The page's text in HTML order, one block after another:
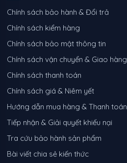
Chính sách bảo hành & Đổi trả
Chính sách kiểm hàng
Chính sách bảo mật thông tin
Chính sách vận chuyển & Giao hàng
Chính sách thanh toán
Chính sách giá & Niêm yết
Hướng dẫn mua hàng & Thanh toán
Tiếp nhận & Giải quyết khiếu nại
Tra cứu bảo hành sản phẩm
Bài viết chia sẻ kiến thức